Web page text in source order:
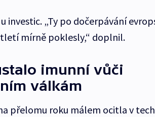
„Ty po dočerpávání
mírně poklesly,“ doplnil.
imunní vůči
válkám
přelomu roku málem ocitla v